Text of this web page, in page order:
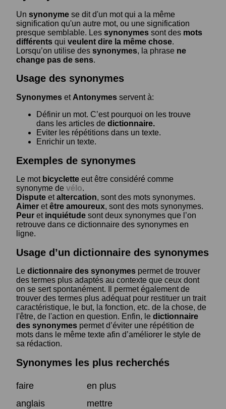
Un synonyme se dit d'un mot qui a la même
signification qu'un autre mot, ou une signification
presque semblable. Les synonymes sont des mots
différents qui veulent dire la même chose.
Lorsqu’on utilise des synonymes, la phrase ne
change pas de sens.
Usage des synonymes
Synonymes et Antonymes servent à:
Définir un mot. C’est pourquoi on les trouve
dans les articles de dictionnaire.
Eviter les répétitions dans un texte.
Enrichir un texte.
Exemples de synonymes
Le mot bicyclette eut être considéré comme
synonyme de vélo.
Dispute etaltercation, sont des mots synonymes.
Aimer etêtre amoureux, sont des mots synonymes.
Peur et inquiétude sont deux synonymes que l’on
retrouve dans ce dictionnaire des synonymes en
ligne.
Usage d’un dictionnaire des synonymes
Le dictionnaire des synonymes permet de trouver
des termes plus adaptés au contexte que ceux dont
on se sert spontanément. Il permet également de
trouver des termes plus adéquat pour restituer un trait
caractéristique, le but, la fonction, etc. de la chose, de
l'être, de l'action en question. Enfin, le dictionnaire
des synonymes permet d’éviter une répétition de
mots dans le même texte afin d’améliorer le style de
sa rédaction.
Synonymes les plus recherchés
faire
en plus
anglais
mettre